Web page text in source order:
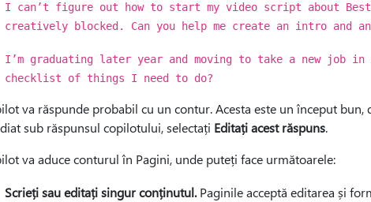
I can’t figure out how to start my video script about
creatively blocked. Can you help me create an intro and an
I’m graduating later year and moving to take a new job in
checklist of things I need to do?
va răspunde probabil cu un contur. Acesta este un început
sub răspunsul copilotului, selectați Editați acest răspuns.
va aduce conturul în Pagini, unde puteți face următoarele:
Scrieți sau editați singur conținutul.Paginile acceptă editarea și